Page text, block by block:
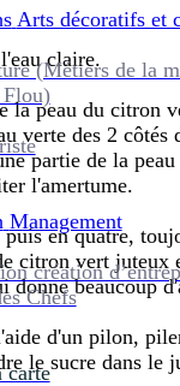
Arts décoratifs et
(Métiers de la
Management
création
Chefs
carte
claire.
la peau du citron
verte des 2
partie de la
l'amertume.
en quatre,
citron vert juteux
donne beaucoup
d'un pilon,
le sucre dans le